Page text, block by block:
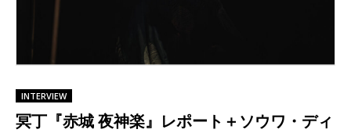
INTERVIEW
冥丁『赤城 夜​神楽』レポート＋ソウワ・ディ